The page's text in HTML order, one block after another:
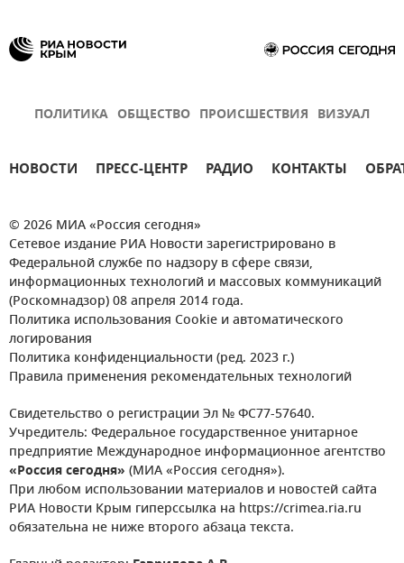
ПОЛИТИКА ОБЩЕСТВО ПРОИСШЕСТВИЯ ВИЗУАЛ
НОВОСТИ ПРЕСС-ЦЕНТР РАДИО КОНТАКТЫ
© 2026 МИА «Россия сегодня»
Сетевое издание РИА Новости зарегистрировано в
Федеральной службе по надзору в сфере связи,
информационных технологий и массовых коммуникаций
(Роскомнадзор) 08 апреля 2014 года.
Политика использования Cookie и автоматического
логирования
Политика конфиденциальности (ред. 2023 г.)
Правила применения рекомендательных технологий
Свидетельство о регистрации Эл № ФС77-57640.
Учредитель: Федеральное государственное унитарное
предприятие Международное информационное агентство
«Россия сегодня» (МИА «Россия сегодня»).
При любом использовании материалов и новостей сайта
РИА Новости Крым гиперссылка на https://crimea.ria.ru
обязательна не ниже второго абзаца текста.